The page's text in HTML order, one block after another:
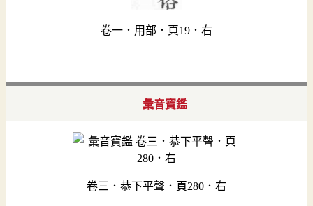
卷一．用部．頁19．右
彙音寶鑑
卷三．恭下平聲．頁280．右